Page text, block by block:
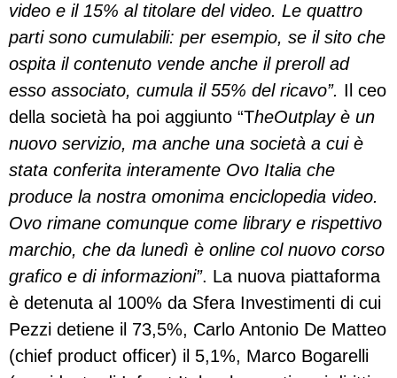
video e il 15% al titolare del video. Le quattro
parti sono cumulabili: per esempio, se il sito che
ospita il contenuto vende anche il preroll ad
esso associato, cumula il 55% del ricavo”. Il ceo
della società ha poi aggiunto “TheOutplay è un
nuovo servizio, ma anche una società a cui è
stata conferita interamente Ovo Italia che
produce la nostra omonima enciclopedia video.
Ovo rimane comunque come library e rispettivo
marchio, che da lunedì è online col nuovo corso
grafico e di informazioni”. La nuova piattaforma
è detenuta al 100% da Sfera Investimenti di cui
Pezzi detiene il 73,5%, Carlo Antonio De Matteo
(chief product officer) il 5,1%, Marco Bogarelli